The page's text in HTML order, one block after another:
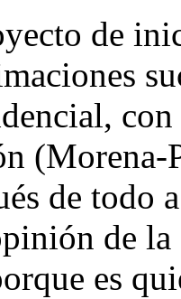
de
(Morena-
de todo
de la
es